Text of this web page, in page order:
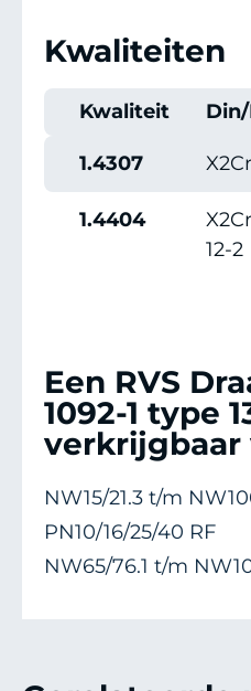
Kwaliteiten
Kwaliteit
1.4307
1.4404
12-2
Een RVS
1092-1 type
verkrijgbaar
NW15/21.3 t/m
PN10/16/25/40 RF
NW65/76.1 t/m